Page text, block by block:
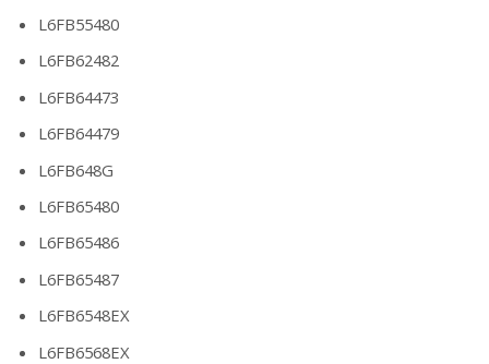
L6FB55480
L6FB62482
L6FB64473
L6FB64479
L6FB648G
L6FB65480
L6FB65486
L6FB65487
L6FB6548EX
L6FB6568EX